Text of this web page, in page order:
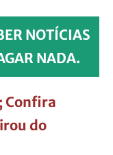
NOTÍCIAS
NADA.
Confira
do